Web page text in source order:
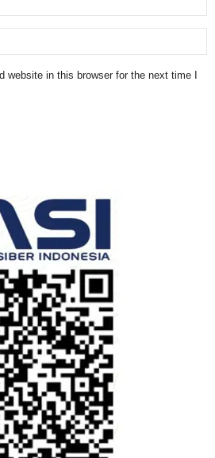
website in this browser for the next time I